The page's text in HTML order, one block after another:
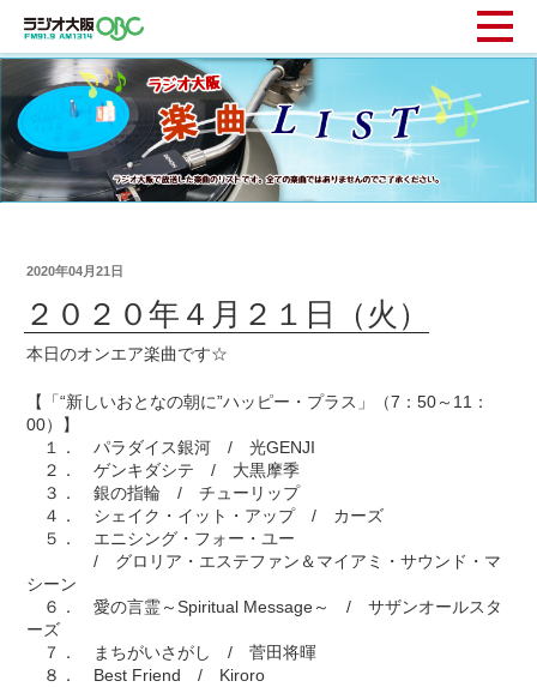
2020年04月21日
２０２０年４月２１日（火）
本日のオンエア楽曲です☆
【「“新しいおとなの朝に”ハッピー・プラス」（7：50～11：
00）】
１． パラダイス銀河 / 光GENJI
２． ゲンキダシテ / 大黒摩季
３． 銀の指輪 / チューリップ
４． シェイク・イット・アップ / カーズ
５． エニシング・フォー・ユー
/ グロリア・エステファン＆マイアミ・サウンド・マ
シーン
６． 愛の言霊～Spiritual Message～ / サザンオールスタ
ーズ
７． まちがいさがし / 菅田将暉
８． Best Friend / Kiroro